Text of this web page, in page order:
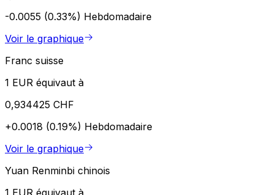
-0.0055 (0.33%) Hebdomadaire
Voir le graphique
Franc suisse
1 EUR équivaut à
0,934425 CHF
+0.0018 (0.19%) Hebdomadaire
Voir le graphique
Yuan Renminbi chinois
1 EUR équivaut à